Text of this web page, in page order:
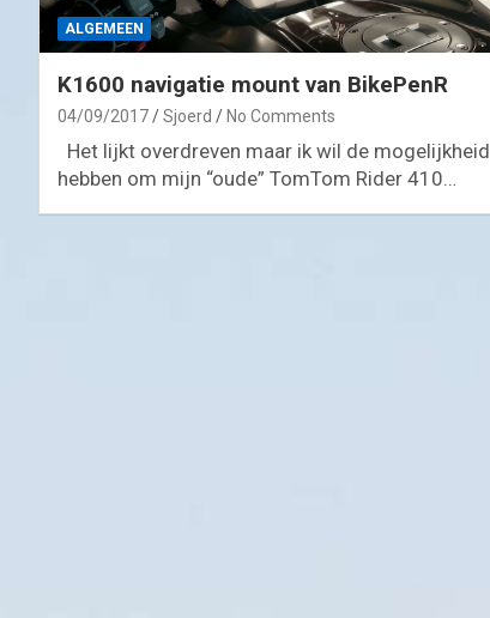
ALGEMEEN
K1600 navigatie mount van BikePenR
04/09/2017 Sjoerd No Comments
Het lijkt overdreven maar ik wil de mogelijkheid
hebben om mijn “oude” TomTom Rider 410…